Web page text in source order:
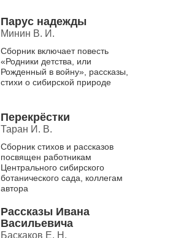
Парус надежды
Минин В. И.
Сборник включает повесть
«Родники детства, или
Рожденный в войну», рассказы,
стихи о сибирской природе
Перекрёстки
Таран И. В.
Сборник стихов и рассказов
посвящен работникам
Центрального сибирского
ботанического сада, коллегам
автора
Рассказы Ивана
Васильевича
Баскаков Е. Н.